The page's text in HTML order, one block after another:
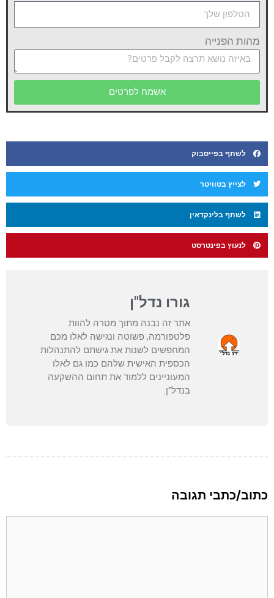
מהות הפנייה
אשמח לפרטים
לשתף בפייסבוק
לצייץ בטוויטר
לשתף בלינקדאין
לנעוץ בפינטרסט
גורו נדל"ן
אתר זה נבנה מתוך מטרה להוות
פלטפורמה, פשוטה ונגישה לאלו מכם
המחפשים לשנות את גישתם להתנהלות
הכספית האישית שלהם כמו גם לאלו
המעוניינים ללמוד את תחום ההשקעה
בנדל"ן.
כתוב/כתבי תגובה